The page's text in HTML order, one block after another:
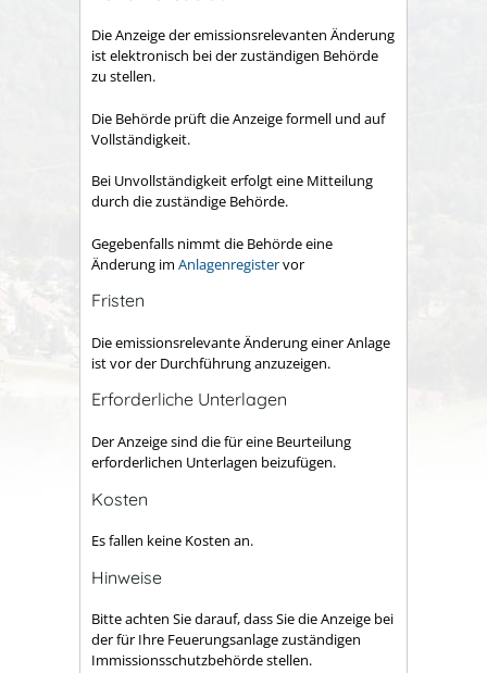
Die Anzeige der emissionsrelevanten Änderung
ist elektronisch bei der zuständigen Behörde
zu stellen.
Die Behörde prüft die Anzeige formell und auf
Vollständigkeit.
Bei Unvollständigkeit erfolgt eine Mitteilung
durch die zuständige Behörde.
Gegebenfalls nimmt die Behörde eine
Änderung im Anlagenregistervor
Fristen
Die emissionsrelevante Änderung einer Anlage
ist vor der Durchführung anzuzeigen.
Erforderliche Unterlagen
Der Anzeige sind die für eine Beurteilung
erforderlichen Unterlagen beizufügen.
Kosten
Es fallen keine Kosten an.
Hinweise
Bitte achten Sie darauf, dass Sie die Anzeige bei
der für Ihre Feuerungsanlage zuständigen
Immissionsschutzbehörde stellen.